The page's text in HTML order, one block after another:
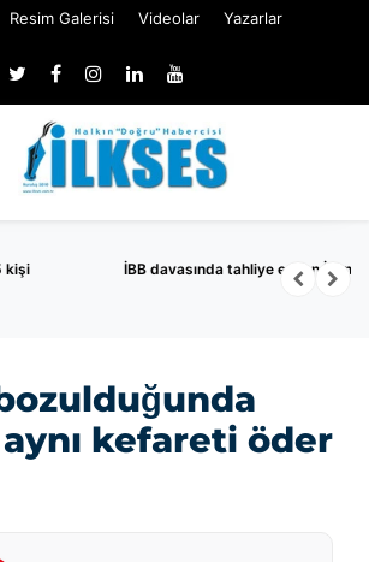
Resim Galerisi Videolar Yazarlar
tahliye edilen İnan Güney göreve iade edilmedi
kefareti öder